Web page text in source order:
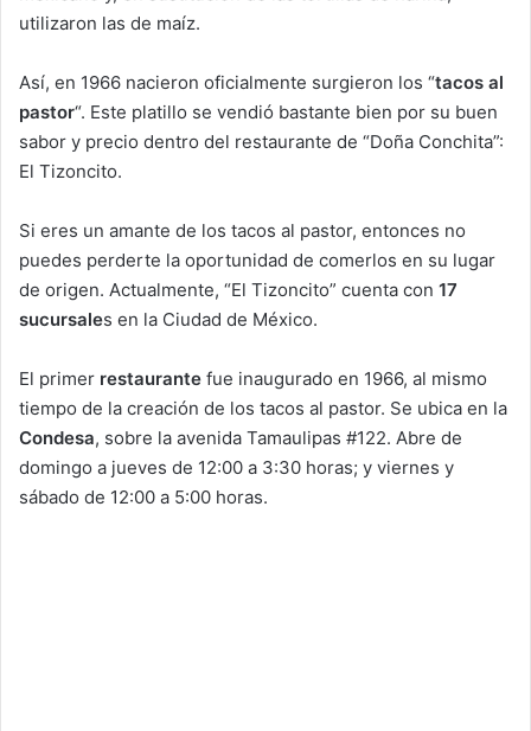
utilizaron las de maíz.
Así, en 1966 nacieron oficialmente surgieron los “tacos al
pastor“. Este platillo se vendió bastante bien por su buen
sabor y precio dentro del restaurante de “Doña Conchita”:
El Tizoncito.
Si eres un amante de los tacos al pastor, entonces no
puedes perderte la oportunidad de comerlos en su lugar
de origen. Actualmente, “El Tizoncito” cuenta con 17
sucursales en la Ciudad de México.
El primer restaurante fue inaugurado en 1966, al mismo
tiempo de la creación de los tacos al pastor. Se ubica en la
Condesa, sobre la avenida Tamaulipas #122. Abre de
domingo a jueves de 12:00 a 3:30 horas; y viernes y
sábado de 12:00 a 5:00 horas.